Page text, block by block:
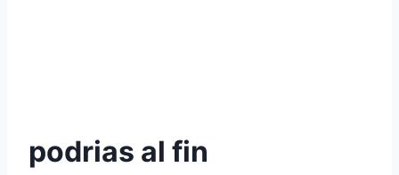
podrias al fin